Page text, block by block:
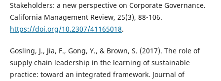
Stakeholders: a new perspective on Corporate Governance.
California Management Review, 25(3), 88-106.
https://doi.org/10.2307/41165018.
Gosling, J., Jia, F., Gong, Y., & Brown, S. (2017). The role of
supply chain leadership in the learning of sustainable
practice: toward an integrated framework. Journal of